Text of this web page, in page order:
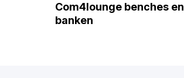
Com4lounge benches en
banken